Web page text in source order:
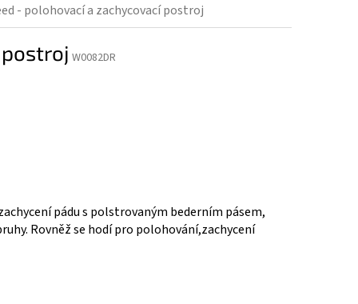
- polohovací a zachycovací postroj
postroj W0082DR
pádu s polstrovaným bederním pásem,
Rovněž se hodí pro polohování,zachycení